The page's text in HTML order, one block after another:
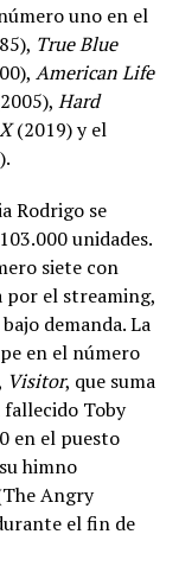
uno en el
True Blue
American Life
Hard
(2019) y el
Rodrigo se
unidades.
siete con
por el streaming,
demanda. La
en el número
Visitor, que suma
Toby
en el puesto
himno
Angry
el fin de